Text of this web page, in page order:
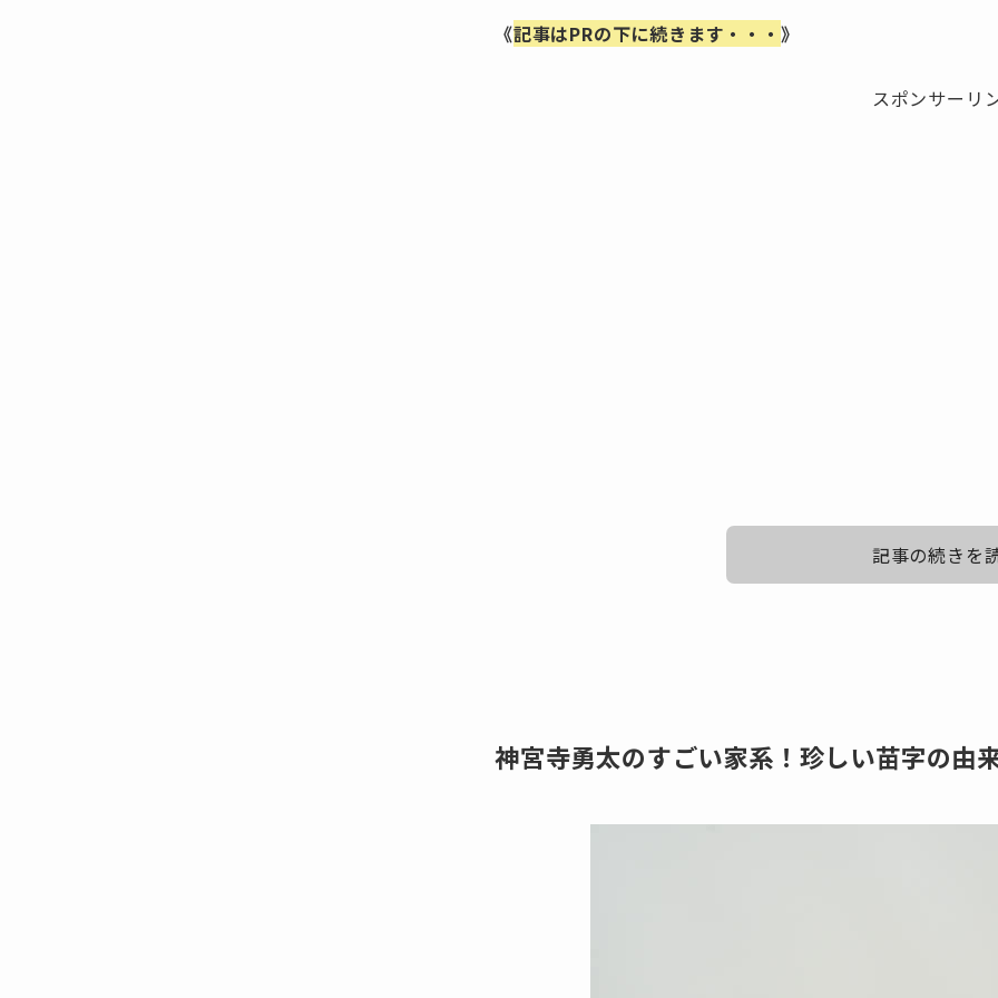
《記事はPRの下に続きます・・・ 》
スポンサーリ
記事の続きを
神宮寺勇太くんの実家がお金持ちなのではないか、という
その理由がこちらです。
神宮寺勇太のすごい家系！珍しい苗字の由